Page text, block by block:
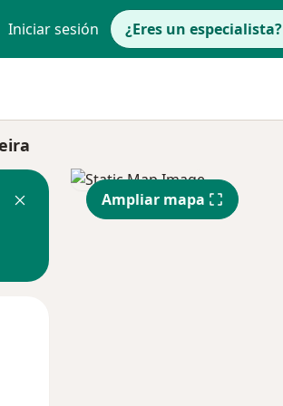
Iniciar sesión ¿Eres un especialista?
Ampliar mapa